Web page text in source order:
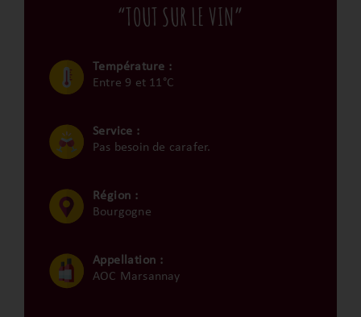
“TOUT SUR LE VIN”
Température :
Entre 9 et 11°C
Service :
Pas besoin de carafer.
Région :
Bourgogne
Appellation :
AOC Marsannay